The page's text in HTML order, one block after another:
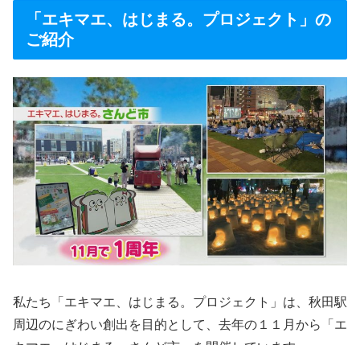
「エキマエ、はじまる。プロジェクト」の
ご紹介
私たち「エキマエ、はじまる。プロジェクト」は、秋田駅
周辺のにぎわい創出を目的として、去年の１１月から「エ